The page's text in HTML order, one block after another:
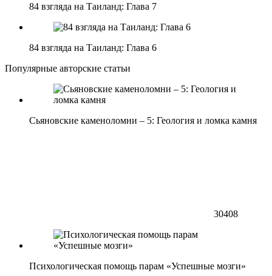
84 взгляда на Таиланд: Глава 7
84 взгляда на Таиланд: Глава 6
Популярные авторские статьи
Сьяновские каменоломни – 5: Геология и ломка камня
30408
Психологическая помощь парам «Успешные мозги»